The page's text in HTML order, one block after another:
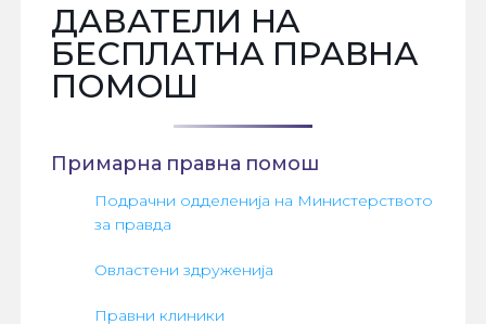
ДАВАТЕЛИ НА
БЕСПЛАТНА ПРАВНА
ПОМОШ
Примарна правна помош
Подрачни одделенија на Министерството
за правда
Овластени здруженија
Правни клиники